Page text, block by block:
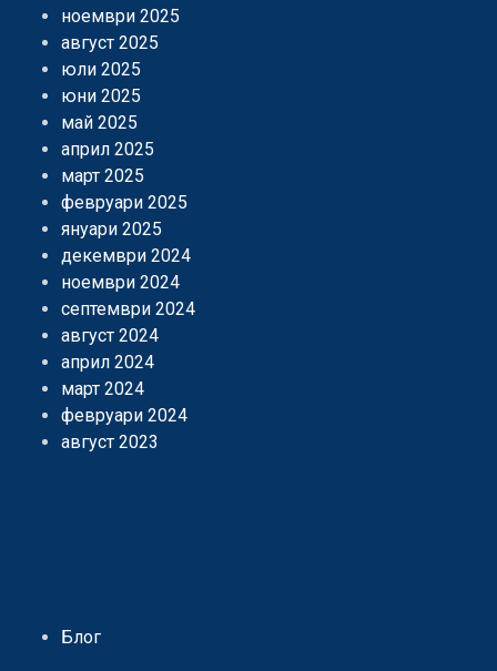
ноември 2025
август 2025
юли 2025
юни 2025
май 2025
април 2025
март 2025
февруари 2025
януари 2025
декември 2024
ноември 2024
септември 2024
август 2024
април 2024
март 2024
февруари 2024
август 2023
Блог